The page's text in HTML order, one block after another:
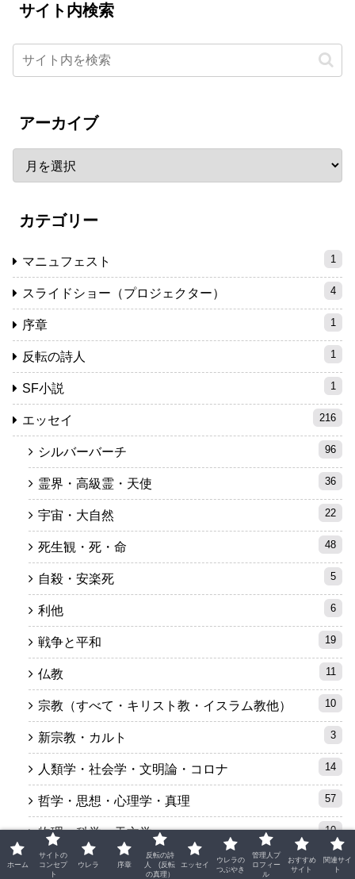
サイト内検索
アーカイブ
カテゴリー
マニュフェスト 1
スライドショー（プロジェクター） 4
序章 1
反転の詩人 1
SF小説 1
エッセイ 216
シルバーバーチ 96
霊界・高級霊・天使 36
宇宙・大自然 22
死生観・死・命 48
自殺・安楽死 5
利他 6
戦争と平和 19
仏教 11
宗教（すべて・キリスト教・イスラム教他） 10
新宗教・カルト 3
人類学・社会学・文明論・コロナ 14
哲学・思想・心理学・真理 57
物理・科学・天文学 10
政治・経済 4
ホーム
サイトの
コンセプ
ト
ウレラ 序章
反転の詩
人 (反転
の真理）
エッセイ
ウレラの
つぶやき
管理人プ
ロフィー
ル
おすすめ
サイト
関連サイ
ト